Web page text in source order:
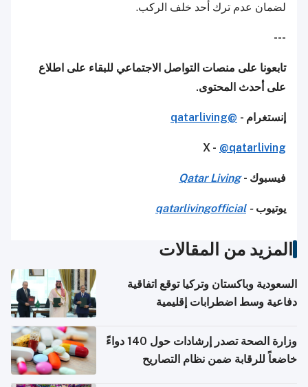
لضمان عدم ترك أحد خلف الركب.
---
تابعونا على منصات التواصل الاجتماعي للبقاء على اطلاع
على أحدث المحتوى.
إنستغرام - @qatarliving
X - @qatarliving
فيسبوك -Qatar Living
يوتيوب-
qatarlivingofficial
المزيد من المقالات
السعودية وباكستان وتركيا توقع اتفاقية
دفاعية وسط اضطرابات إقليمية
وزارة الصحة تصدر إرشادات حول 140 دواءً
خاضعاً للرقابة ضمن نظام التصاريح